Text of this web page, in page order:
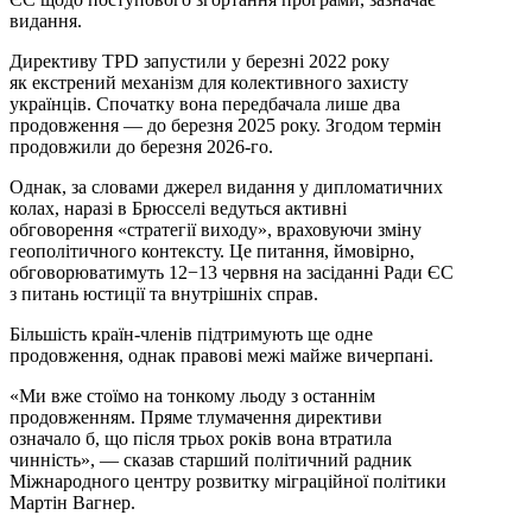
видання.
Директиву TPD запустили у березні 2022 року
як екстрений механізм для колективного захисту
українців. Спочатку вона передбачала лише два
продовження — до березня 2025 року. Згодом термін
продовжили до березня 2026-го.
Однак, за словами джерел видання у дипломатичних
колах, наразі в Брюсселі ведуться активні
обговорення «стратегії виходу», враховуючи зміну
геополітичного контексту. Це питання, ймовірно,
обговорюватимуть 12−13 червня на засіданні Ради ЄС
з питань юстиції та внутрішніх справ.
Більшість країн-членів підтримують ще одне
продовження, однак правові межі майже вичерпані.
«Ми вже стоїмо на тонкому льоду з останнім
продовженням. Пряме тлумачення директиви
означало б, що після трьох років вона втратила
чинність», — сказав старший політичний радник
Міжнародного центру розвитку міграційної політики
Мартін Вагнер.